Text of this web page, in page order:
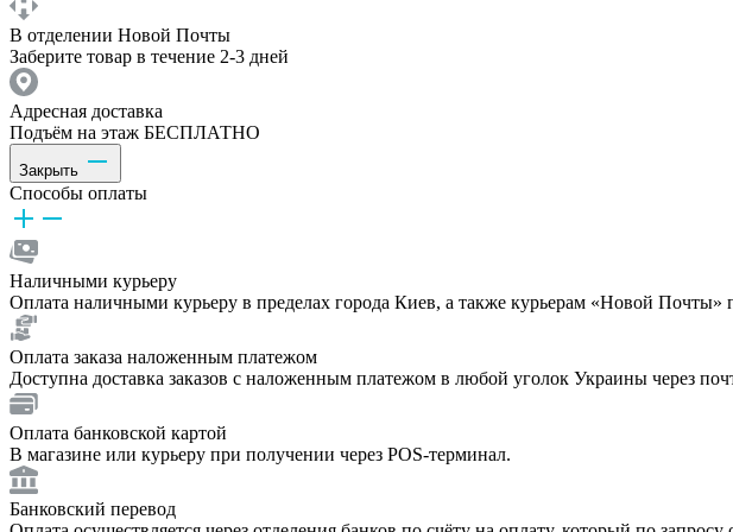
В отделении Новой Почты
Заберите товар в течение 2-3 дней
Адресная доставка
Подъём на этаж БЕСПЛАТНО
Закрыть
Способы оплаты
Наличными курьеру
Оплата наличными курьеру в пределах города Киев, а также курьерам «Новой Почты»
Оплата заказа наложенным платежом
Доступна доставка заказов с наложенным платежом в любой уголок Украины через
Оплата банковской картой
В магазине или курьеру при получении через POS-терминал.
Банковский перевод